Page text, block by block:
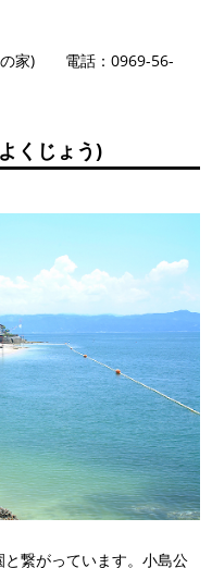
の家) 電話：0969-56-
くじょう)
繋がっています。小島公